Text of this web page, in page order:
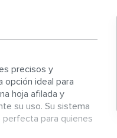
precisos y
opción ideal para
hoja afilada y
su uso. Su sistema
perfecta para quienes